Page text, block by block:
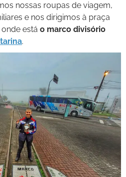
nossas roupas de viagem,
e nos dirigimos à praça
está o marco divisório
.